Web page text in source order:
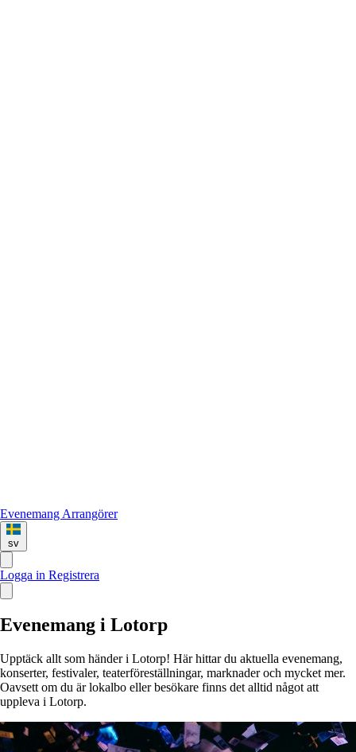
Evenemang Arrangörer
sv
Logga in Registrera
Evenemang i Lotorp
Upptäck allt som händer i Lotorp! Här hittar du aktuella evenemang,
konserter, festivaler, teaterföreställningar, marknader och mycket mer.
Oavsett om du är lokalbo eller besökare finns det alltid något att
uppleva i Lotorp.